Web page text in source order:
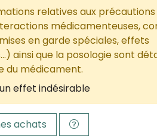
relatives aux précautions
médicamenteuses,
en garde spéciales, effets
ainsi que la posologie sont
du médicament.
effet indésirable
achats